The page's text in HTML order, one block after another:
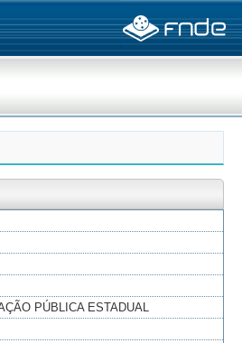
PÚBLICA ESTADUAL